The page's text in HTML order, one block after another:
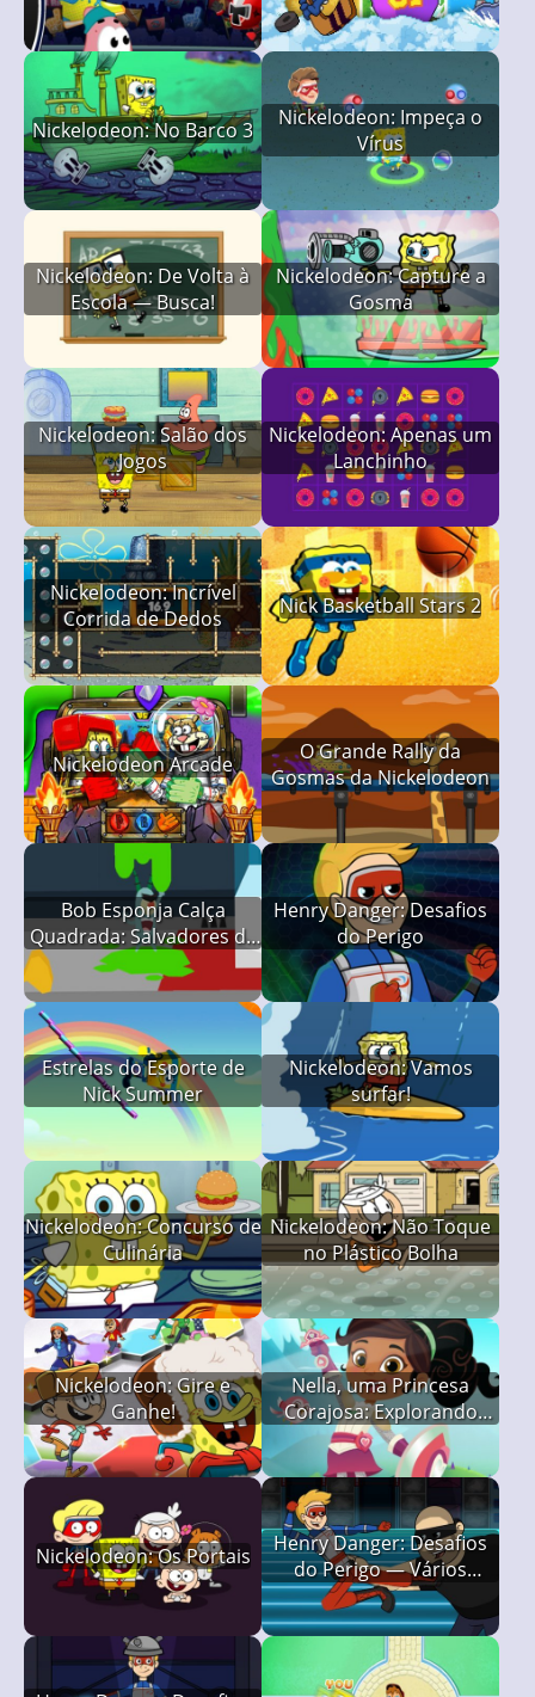
Nickelodeon: No Barco 3
Nickelodeon: Impeça o
Vírus
Nickelodeon: De Volta à
Escola — Busca!
Nickelodeon: Capture a
Gosma
Nickelodeon: Salão dos
Jogos
Nickelodeon: Apenas um
Lanchinho
Nickelodeon: Incrível
Corrida de Dedos
Nick Basketball Stars 2
Nickelodeon Arcade
O Grande Rally da
Gosmas da Nickelodeon
Bob Esponja Calça
Quadrada: Salvadores da
Gosma
Henry Danger: Desafios
do Perigo
Estrelas do Esporte de
Nick Summer
Nickelodeon: Vamos
surfar!
Nickelodeon: Concurso de
Culinária
Nickelodeon: Não Toque
no Plástico Bolha
Nickelodeon: Gire e
Ganhe!
Nella, uma Princesa
Corajosa: Explorando
Castlehaven
Nickelodeon: Os Portais
Henry Danger: Desafios
do Perigo — Vários
Malvadões